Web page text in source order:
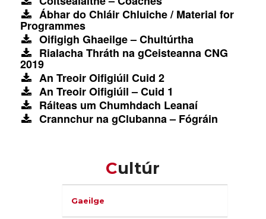
Ábhar do Chláir Chluiche / Material for
Programmes
Oifigigh Ghaeilge – Chultúrtha
Rialacha Thráth na gCeisteanna CNG
2019
An Treoir Oifigiúil Cuid 2
An Treoir Oifigiúil – Cuid 1
Ráiteas um Chumhdach Leanaí
Crannchur na gClubanna – Fógráin
CUltúr
Gaeilge